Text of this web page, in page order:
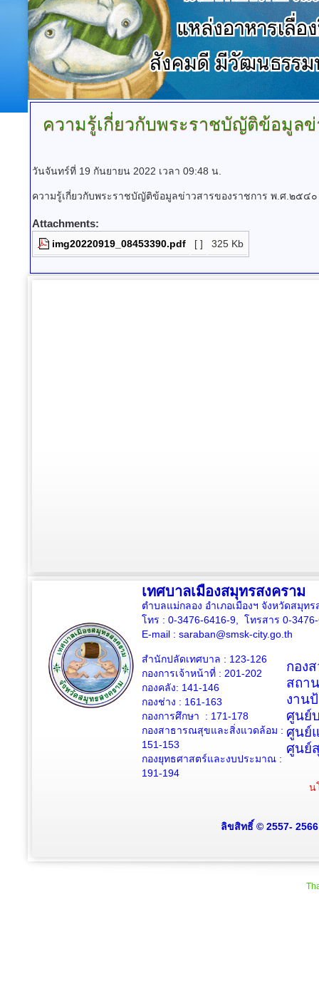
ความรู้เกี่ยวกับพระราชบัญัติข้อมูลข่
วันจันทร์ที่ 19 กันยายน 2022 เวลา 09:48 น.
ความรู้เกี่ยวกับพระราชบัญัติข้อมูลข่าวสารของราชการ พ.ศ.๒๕๔๐
Attachments:
img20220919_08453390.pdf [ ] 325 Kb
เทศบาลเมืองสมุทรสงคราม
ตำบลแม่กลอง อำเภอเมืองฯ จังหวัดสมุท
โทร : 0-3476-6416-9, โทรสาร 0-
E-mail : saraban@smsk-city.go.th
สำนักปลัดเทศบาล : 123-126
กองการเจ้าหน้าที่ : 201-202
กองคลัง: 141-146
กองช่าง : 161-163
กองการศึกษา : 171-178
กองสาธารณสุขและสิ่งแวดล้อม :
151-153
กองยุทธศาสตร์และงบประมาณ :
191-194
กอง
สถา
งาน
ศูนย์
ศูนย์
ศูนย์
น
ลิขสิทธิ์ © 2557-